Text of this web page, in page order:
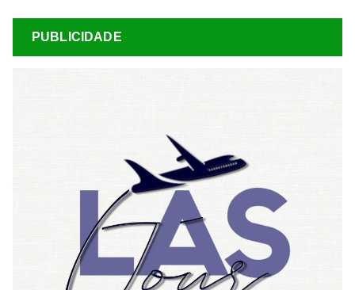
PUBLICIDADE